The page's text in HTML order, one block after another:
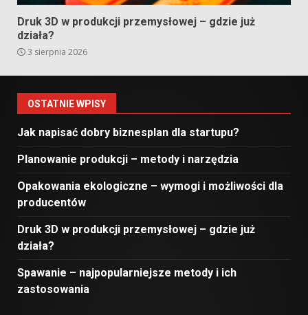
Druk 3D w produkcji przemysłowej – gdzie już
działa?
3 sierpnia 2026
OSTATNIE WPISY
Jak napisać dobry biznesplan dla startupu?
Planowanie produkcji – metody i narzędzia
Opakowania ekologiczne – wymogi i możliwości dla
producentów
Druk 3D w produkcji przemysłowej – gdzie już
działa?
Spawanie – najpopularniejsze metody i ich
zastosowania